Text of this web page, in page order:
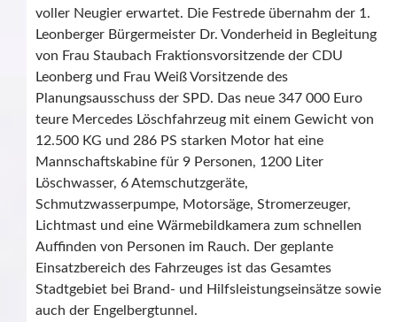
voller Neugier erwartet. Die Festrede übernahm der 1.
Leonberger Bürgermeister Dr. Vonderheid in Begleitung
von Frau Staubach Fraktionsvorsitzende der CDU
Leonberg und Frau Weiß Vorsitzende des
Planungsausschuss der SPD. Das neue 347 000 Euro
teure Mercedes Löschfahrzeug mit einem Gewicht von
12.500 KG und 286 PS starken Motor hat eine
Mannschaftskabine für 9 Personen, 1200 Liter
Löschwasser, 6 Atemschutzgeräte,
Schmutzwasserpumpe, Motorsäge, Stromerzeuger,
Lichtmast und eine Wärmebildkamera zum schnellen
Auffinden von Personen im Rauch. Der geplante
Einsatzbereich des Fahrzeuges ist das Gesamtes
Stadtgebiet bei Brand- und Hilfsleistungseinsätze sowie
auch der Engelbergtunnel.